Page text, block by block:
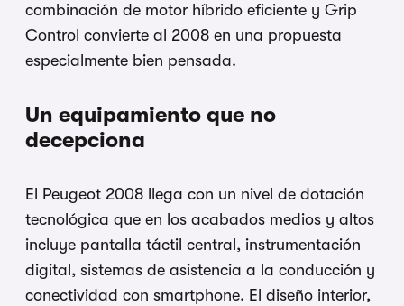
combinación de motor híbrido eficiente y Grip
Control convierte al 2008 en una propuesta
especialmente bien pensada.
Un equipamiento que no
decepciona
El Peugeot 2008 llega con un nivel de dotación
tecnológica que en los acabados medios y altos
incluye pantalla táctil central, instrumentación
digital, sistemas de asistencia a la conducción y
conectividad con smartphone. El diseño interior,